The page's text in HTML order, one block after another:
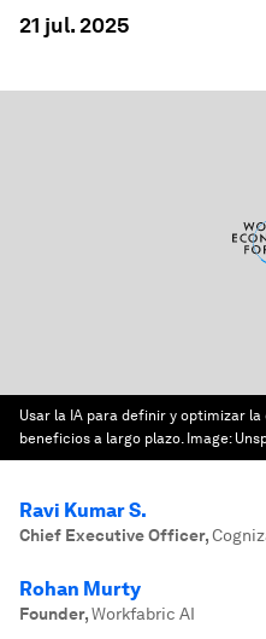
21 jul. 2025
Usar la IA para definir y optimizar
beneficios a largo plazo. Image:
Ravi Kumar S.
Chief Executive Officer,
Rohan Murty
Founder,Workfabric AI